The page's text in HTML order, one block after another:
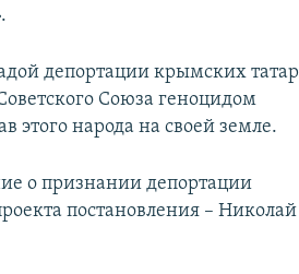
депортации крымских татар
Союза геноцидом
этого народа на своей земле.
о признании депортации
постановления – Николай